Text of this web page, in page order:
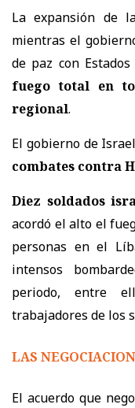
La expansión de
mientras el
de paz con
fuego total en
regional.
El gobierno de
combates contra
Diez soldados
acordó el alto el
personas en el
intensos
periodo, entre
trabajadores de los
LAS
El acuerdo que